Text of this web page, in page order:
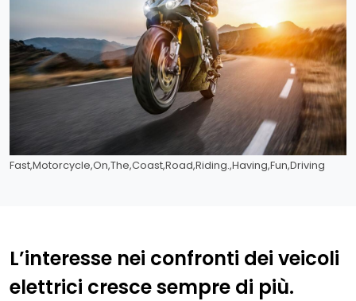
Fast,Motorcycle,On,The,Coast,Road,Riding.,Having,Fun,Driving
L’interesse nei confronti dei veicoli
elettrici cresce sempre di più.